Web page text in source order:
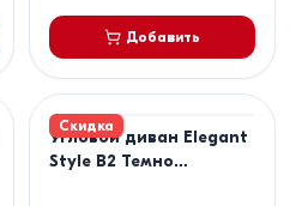
Добавить
Скидка
Угловой диван Elegant
Style B2 Темно